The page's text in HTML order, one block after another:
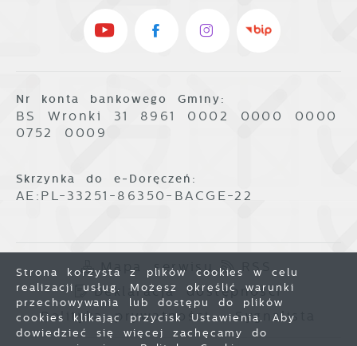
Nr konta bankowego Gminy:
BS Wronki 31 8961 0002 0000 0000
0752 0009
Skrzynka do e-Doręczeń:
AE:PL-33251-86350-BACGE-22
Mapa serwisu
RSS
Deklaracja dostępności
Polityka prywatności
Sygnalista
Strona korzysta z plików cookies w celu
realizacji usług. Możesz określić warunki
przechowywania lub dostępu do plików
cookies klikając przycisk Ustawienia. Aby
dowiedzieć się więcej zachęcamy do